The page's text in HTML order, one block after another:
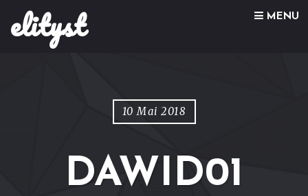
elityst MENU
Skip to content
10 Mai 2018
DAWID01